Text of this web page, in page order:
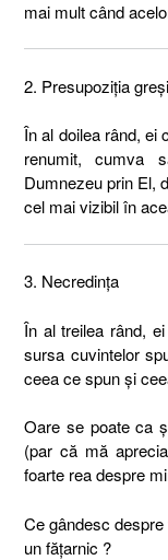
mai mult când
2. Presupoziţia
În al doilea rând, ei
renumit, cumva
Dumnezeu prin El,
cel mai vizibil în
3. Necredinţa
În al treilea rând,
sursa cuvintelor
ceea ce spun şi
Oare se poate ca
(par că mă
foarte rea despre
Ce gândesc
un făţarnic ?